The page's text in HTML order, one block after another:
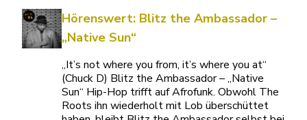
Hörenswert: Blitz the Ambassador –
„Native Sun“
„It’s not where you from, it’s where you at“
(Chuck D) Blitz the Ambassador – „Native
Sun“ Hip-Hop trifft auf Afrofunk. Obwohl The
Roots ihn wiederholt mit Lob überschüttet